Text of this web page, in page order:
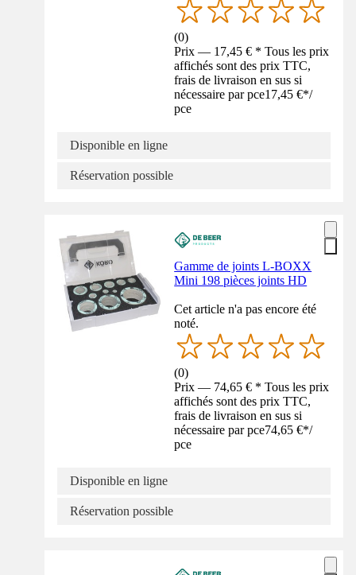
(0)
Prix — 17,45 € * Tous les prix
affichés sont des prix TTC,
frais de livraison en sus si
nécessaire par pce17,45 €*/
pce
Disponible en ligne
Réservation possible
Gamme de joints L-BOXX
Mini 198 pièces joints HD
Cet article n'a pas encore été
noté.
(0)
Prix — 74,65 € * Tous les prix
affichés sont des prix TTC,
frais de livraison en sus si
nécessaire par pce74,65 €*/
pce
Disponible en ligne
Réservation possible